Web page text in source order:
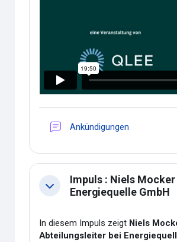
Ankündigungen
Collapse
Impuls : Niels Mocker
Energiequelle GmbH
In diesem Impuls zeigt Niels
Abteilungsleiter bei